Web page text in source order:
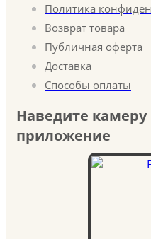
Политика
Возврат товара
Публичная оферта
Доставка
Способы оплаты
Наведите
приложение